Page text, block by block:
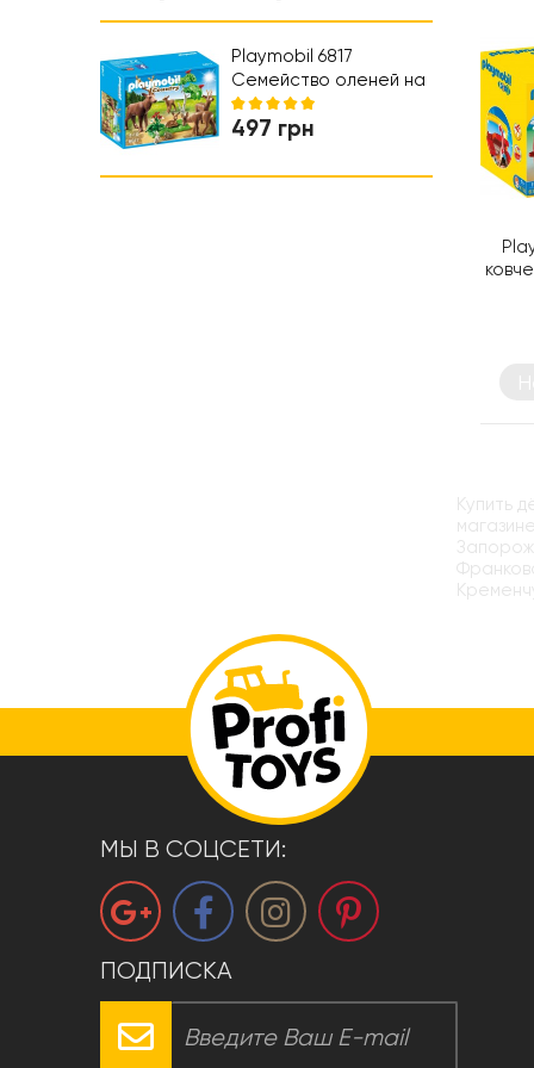
Коляски и автокресла
Ходунки
Playmobil 6817
Семейство оленей на
лугу - игровой набор
Плеймобил
497 грн
Купить
МЫ В СОЦСЕТИ:
ПОДПИСКА